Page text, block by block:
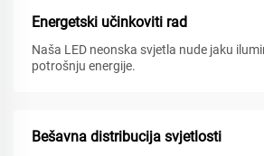
Energetski učinkoviti rad
Naša LED neonska svjetla nude jaku
potrošnju energije.
Bešavna distribucija svjetlosti